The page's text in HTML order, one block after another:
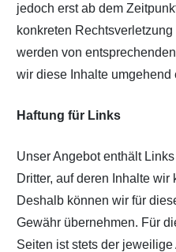
jedoch erst ab dem
konkreten
werden von
wir diese Inhalte umgehend
Haftung für Links
Unser Angebot enthält
Dritter, auf deren Inhalte
Deshalb können wir für
Gewähr übernehmen. Für
Seiten ist stets der